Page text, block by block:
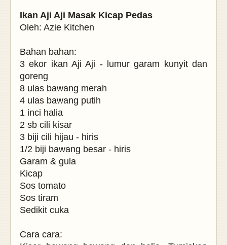
Ikan Aji Aji Masak Kicap Pedas
Oleh: Azie Kitchen
Bahan bahan:
3 ekor ikan Aji Aji - lumur garam kunyit dan
goreng
8 ulas bawang merah
4 ulas bawang putih
1 inci halia
2 sb cili kisar
3 biji cili hijau - hiris
1/2 biji bawang besar - hiris
Garam & gula
Kicap
Sos tomato
Sos tiram
Sedikit cuka
Cara cara: